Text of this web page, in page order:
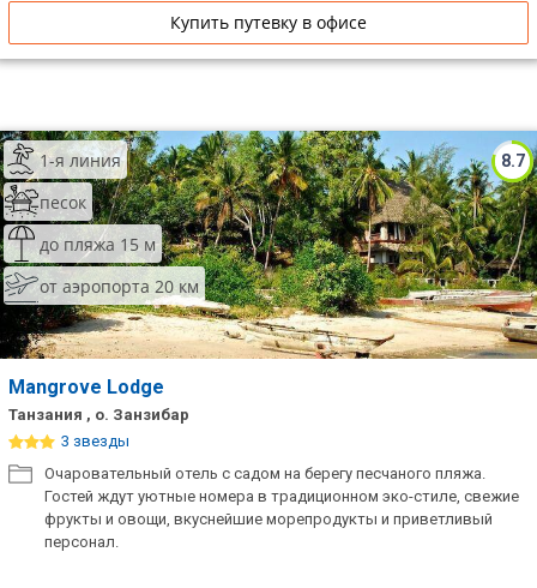
Купить путевку в офисе
8.7
1-я линия
песок
до пляжа 15 м
от аэропорта 20 км
Mangrove Lodge
Танзания , о. Занзибар
3 звезды
Очаровательный отель с садом на берегу песчаного пляжа.
Гостей ждут уютные номера в традиционном эко-стиле, свежие
фрукты и овощи, вкуснейшие морепродукты и приветливый
персонал.